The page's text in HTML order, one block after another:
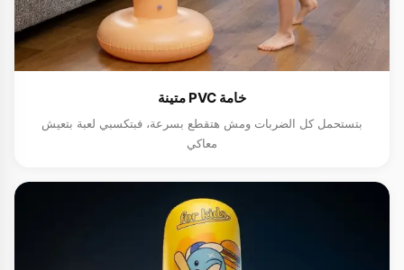
خامة PVC متينة
بتستحمل كل الضربات ومش هتقطع بسرعة، فبتكسبي لعبة بتعيش
معاكي